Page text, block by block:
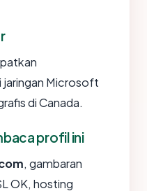
jaringan Microsoft
di Canada.
profil ini
, gambaran
OK, hosting